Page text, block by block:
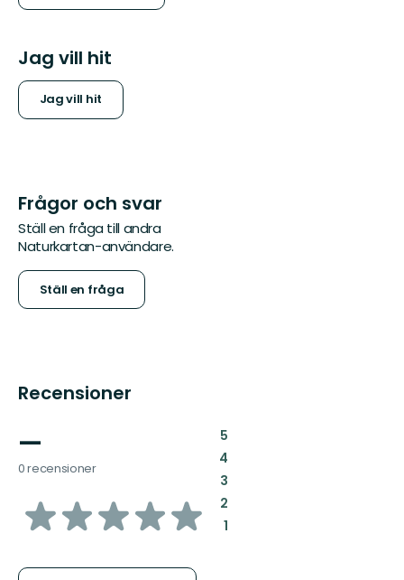
Jag vill hit
Jag vill hit
Frågor och svar
Ställ en fråga till andra
Naturkartan-användare.
Ställ en fråga
Recensioner
—
0 recensioner
av
5:
4:
3:
2:
1: